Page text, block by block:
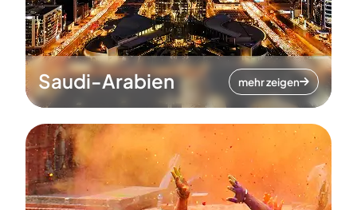
Saudi-Arabien mehr zeigen